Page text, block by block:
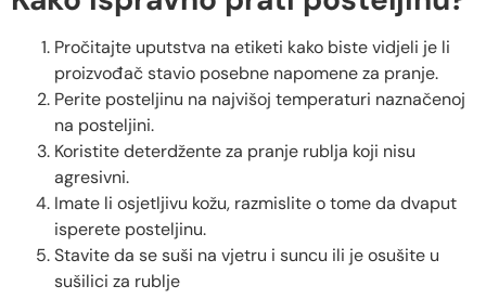
Pročitajte uputstva na etiketi kako biste vidjeli je li
proizvođač stavio posebne napomene za pranje.
Perite posteljinu na najvišoj temperaturi naznačenoj
na posteljini.
Koristite deterdžente za pranje rublja koji nisu
agresivni.
Imate li osjetljivu kožu, razmislite o tome da dvaput
isperete posteljinu.
Stavite da se suši na vjetru i suncu ili je osušite u
sušilici za rublje